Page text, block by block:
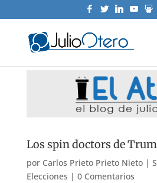
Los spin doctors de
por Carlos Prieto Prieto Nieto|
Elecciones | 0 Comentarios